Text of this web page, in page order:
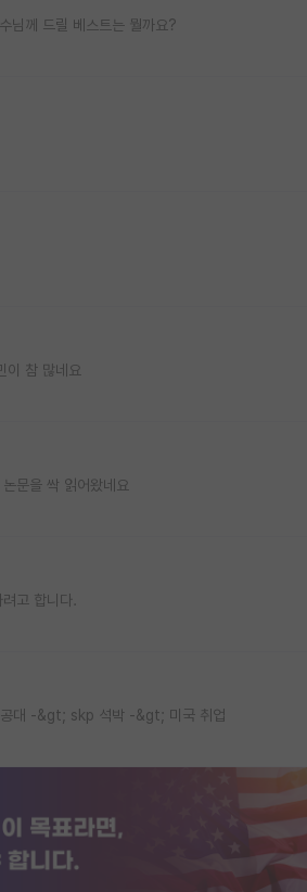
님께 드릴 베스트는 뭘까요?
이 참 많네요
문을 싹 읽어왔네요
고 합니다.
대 -&gt; skp 석박 -&gt; 미국 취업